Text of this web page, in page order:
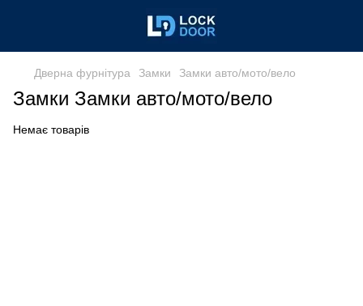
Дверна фурнітура Замки Замки авто/мото/вело
Замки Замки авто/мото/вело
Немає товарів